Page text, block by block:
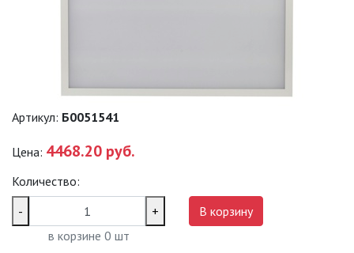
САДОВЫЕ ФАСАДНЫЕ
СВЕТИЛЬНИКИ
Артикул: Б0051541
Цена: 4468.20 руб.
Количество:
-
+
в корзине 0 шт
В корзину